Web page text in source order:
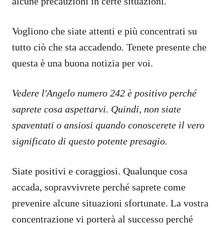
Vogliono che siate attenti e più concentrati su
tutto ciò che sta accadendo. Tenete presente che
questa è una buona notizia per voi.
Vedere l'Angelo numero 242 è positivo perché
saprete cosa aspettarvi. Quindi, non siate
spaventati o ansiosi quando conoscerete il vero
significato di questo potente presagio.
Siate positivi e coraggiosi. Qualunque cosa
accada, sopravvivrete perché saprete come
prevenire alcune situazioni sfortunate. La vostra
concentrazione vi porterà al successo perché